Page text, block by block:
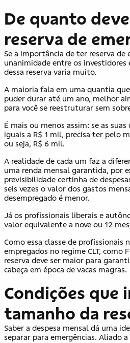
De quanto
reserva de
Se a importância de ter reserva de
unanimidade entre os investidores
dessa reserva varia muito.
A maioria fala em uma quantia
puder durar até um ano, melhor
para você se reestruturar sem
É mais ou menos assim: se as suas
iguais a R$ 1 mil, precisa ter pelo
ou seja, R$ 6 mil.
A realidade de cada um faz a
uma renda mensal garantida, por
previsibilidade certinha de
seis vezes o valor dos gastos
desempregado é menor.
Já os profissionais liberais e
valor equivalente a nove ou 12
Como essa classe de profissionais
empregados no regime CLT, como
reserva deve ser maior para
cabeça em época de vacas magras.
Condições que
tamanho da
Saber a despesa mensal dá uma
separar para emergências. Aliado